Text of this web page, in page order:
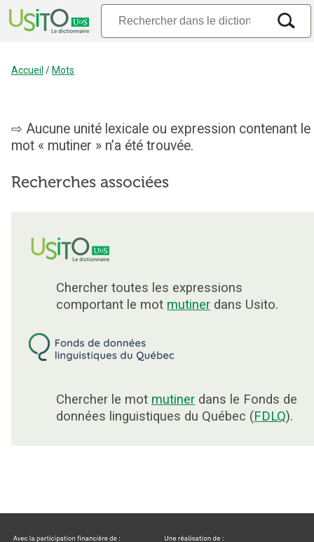
Accueil / Mots
Aucune unité lexicale ou expression contenant le
mot « mutiner » n’a été trouvée.
Recherches associées
Chercher toutes les expressions
comportant le mot mutiner dans Usito.
Chercher le mot mutiner dans le Fonds de
données linguistiques du Québec (FDLQ).